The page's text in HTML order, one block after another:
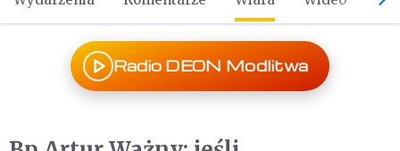
Radio DEON Modlitwa